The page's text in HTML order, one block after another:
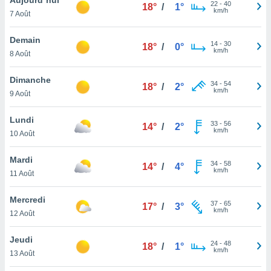
et
»,
au
vous
qu'ils
ou
le
ainsi
un
la
du
7 Août
18° / 1° 22- 40
km/h
Demain
8 Août
18° / 0° 14- 30
km/h
Dimanche
9 Août
18° / 2° 34- 54
km/h
Lundi
10 Août
14° / 2° 33- 56
km/h
Mardi
11 Août
14° / 4° 34- 58
km/h
Mercredi
12 Août
17° / 3° 37- 65
km/h
Jeudi
13 Août
18° / 1° 24- 48
km/h